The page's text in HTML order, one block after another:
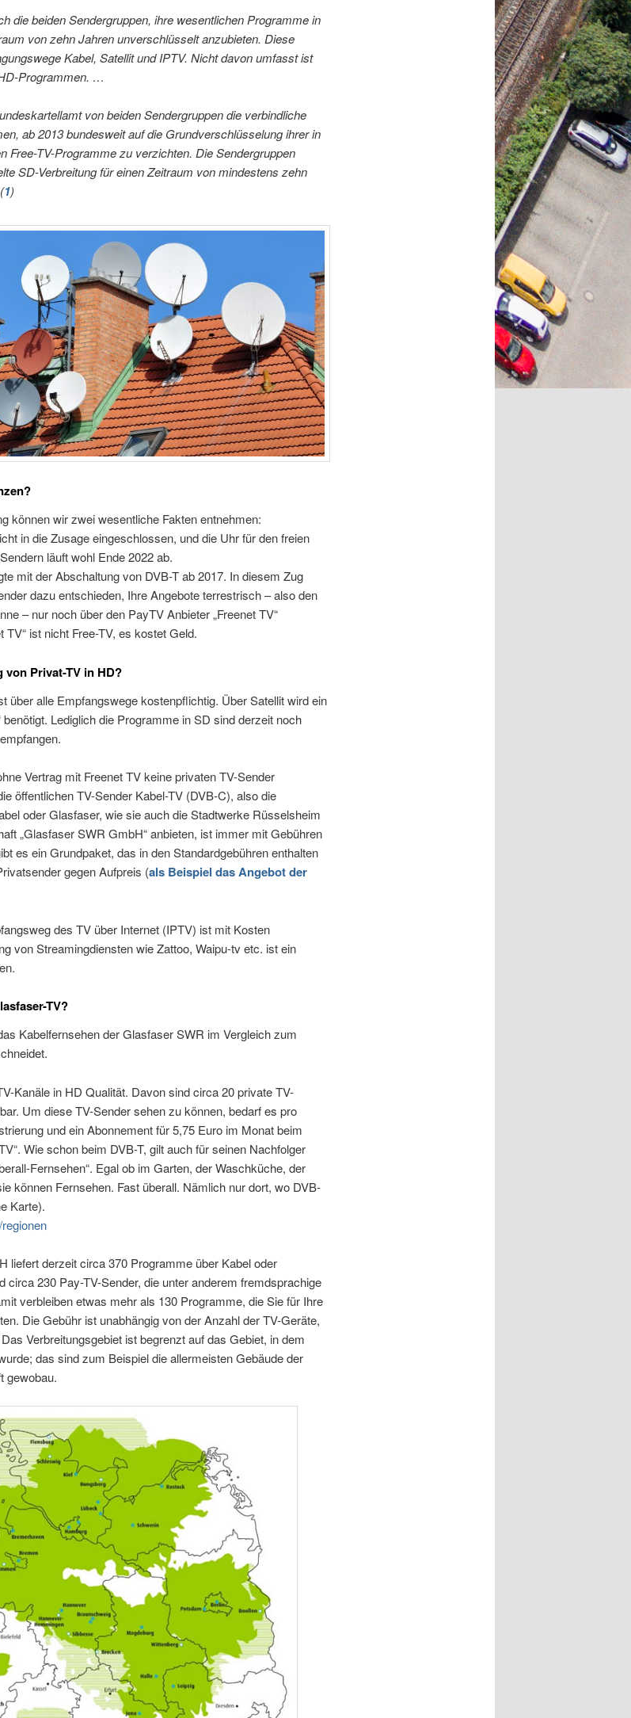
die beiden Sendergruppen, ihre wesentlichen Programme in
von zehn Jahren unverschlüsselt anzubieten. Diese
Kabel, Satellit und IPTV. Nicht davon umfasst ist
Programmen. …
von beiden Sendergruppen die verbindliche
ab 2013 bundesweit auf die Grundverschlüsselung ihrer in
Free-TV-Programme zu verzichten. Die Sendergruppen
SD-Verbreitung für einen Zeitraum von mindestens zehn
1)
können wir zwei wesentliche Fakten entnehmen:
in die Zusage eingeschlossen, und die Uhr für den freien
läuft wohl Ende 2022 ab.
mit der Abschaltung von DVB-T ab 2017. In diesem Zug
dazu entschieden, Ihre Angebote terrestrisch – also den
– nur noch über den PayTV Anbieter „Freenet TV“
TV“ ist nicht Free-TV, es kostet Geld.
von Privat-TV in HD?
über alle Empfangswege kostenpflichtig. Über Satellit wird ein
benötigt. Lediglich die Programme in SD sind derzeit noch
Vertrag mit Freenet TV keine privaten TV-Sender
öffentlichen TV-Sender Kabel-TV (DVB-C), also die
oder Glasfaser, wie sie auch die Stadtwerke Rüsselsheim
„Glasfaser SWR GmbH“ anbieten, ist immer mit Gebühren
es ein Grundpaket, das in den Standardgebühren enthalten
gegen Aufpreis (als Beispiel das Angebot der
des TV über Internet (IPTV) ist mit Kosten
von Streamingdiensten wie Zattoo, Waipu-tv etc. ist ein
TV?
Kabelfernsehen der Glasfaser SWR im Vergleich zum
Kanäle in HD Qualität. Davon sind circa 20 private TV-
Um diese TV-Sender sehen zu können, bedarf es pro
und ein Abonnement für 5,75 Euro im Monat beim
Wie schon beim DVB-T, gilt auch für seinen Nachfolger
Fernsehen“. Egal ob im Garten, der Waschküche, der
können Fernsehen. Fast überall. Nämlich nur dort, wo DVB-
Karte).
liefert derzeit circa 370 Programme über Kabel oder
circa 230 Pay-TV-Sender, die unter anderem fremdsprachige
verbleiben etwas mehr als 130 Programme, die Sie für Ihre
Die Gebühr ist unabhängig von der Anzahl der TV-Geräte,
Verbreitungsgebiet ist begrenzt auf das Gebiet, in dem
das sind zum Beispiel die allermeisten Gebäude der
gewobau.